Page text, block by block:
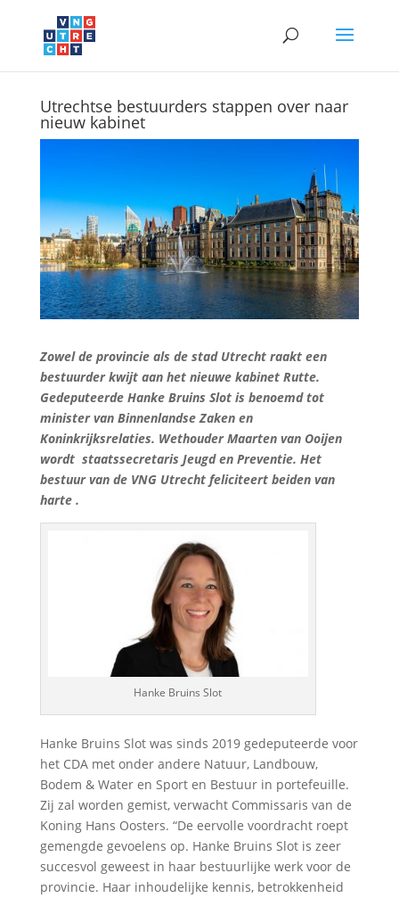
Utrechtse bestuurders stappen over naar
nieuw kabinet
Zowel de provincie als de stad Utrecht raakt een
bestuurder kwijt aan het nieuwe kabinet Rutte.
Gedeputeerde Hanke Bruins Slot is benoemd tot
minister van Binnenlandse Zaken en
Koninkrijksrelaties. Wethouder Maarten van Ooijen
wordt staatssecretaris Jeugd en Preventie. Het
bestuur van de VNG Utrecht feliciteert beiden van
harte .
Hanke Bruins Slot
Hanke Bruins Slot was sinds 2019 gedeputeerde voor
het CDA met onder andere Natuur, Landbouw,
Bodem & Water en Sport en Bestuur in portefeuille.
Zij zal worden gemist, verwacht Commissaris van de
Koning Hans Oosters. “De eervolle voordracht roept
gemengde gevoelens op. Hanke Bruins Slot is zeer
succesvol geweest in haar bestuurlijke werk voor de
provincie. Haar inhoudelijke kennis, betrokkenheid